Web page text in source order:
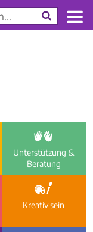
e
Unterstützung &
Beratung
h
Kreativ sein